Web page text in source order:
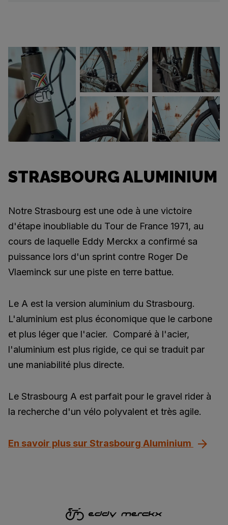
STRASBOURG ALUMINIUM
Notre Strasbourg est une ode à une victoire
d'étape inoubliable du Tour de France 1971, au
cours de laquelle Eddy Merckx a confirmé sa
puissance lors d'un sprint contre Roger De
Vlaeminck sur une piste en terre battue.
Le A est la version aluminium du Strasbourg.
L'aluminium est plus économique que le carbone
et plus léger que l'acier. Comparé à l'acier,
l'aluminium est plus rigide, ce qui se traduit par
une maniabilité plus directe.
Le Strasbourg A est parfait pour le gravel rider à
la recherche d'un vélo polyvalent et très agile.
En savoir plus sur Strasbourg Aluminium